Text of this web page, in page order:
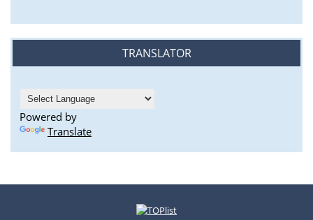
TRANSLATOR
Powered by
Translate